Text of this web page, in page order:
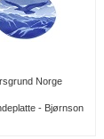
Norge
- Bjørnson